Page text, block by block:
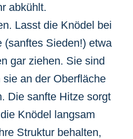
abkühlt.
Lasst die Knödel bei
(sanftes Sieden!) etwa
gar ziehen. Sie sind
sie an der Oberfläche
Die sanfte Hitze sorgt
Knödel langsam
Struktur behalten,